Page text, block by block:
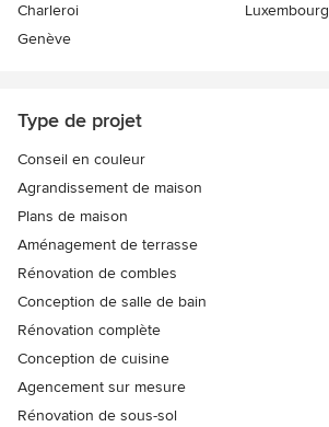
Charleroi
Luxembourg
Genève
Type de projet
Conseil en couleur
Agrandissement de maison
Plans de maison
Aménagement de terrasse
Rénovation de combles
Conception de salle de bain
Rénovation complète
Conception de cuisine
Agencement sur mesure
Rénovation de sous-sol